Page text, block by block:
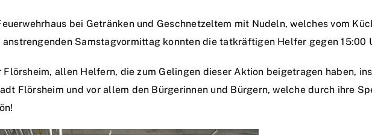
bei Getränken und Geschnetzeltem mit Nudeln, welches vom
Samstagvormittag konnten die tatkräftigen Helfer gegen 15:00
allen Helfern, die zum Gelingen dieser Aktion beigetragen haben,
Flörsheim und vor allem den Bürgerinnen und Bürgern, welche durch ihre